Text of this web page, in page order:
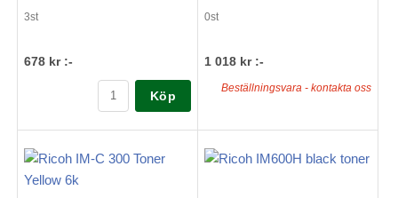
3st
678 kr :-
Köp
0st
1 018 kr :-
Beställningsvara - kontakta oss